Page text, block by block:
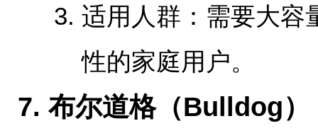
适用人群‌：需要大容
性的家庭用户。
‌7. 布尔道格（Bulldog）‌